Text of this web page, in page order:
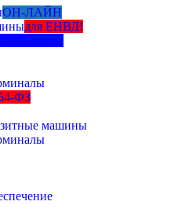
ОН-ЛАЙН
для ЕНВД!
ФЗ
машины